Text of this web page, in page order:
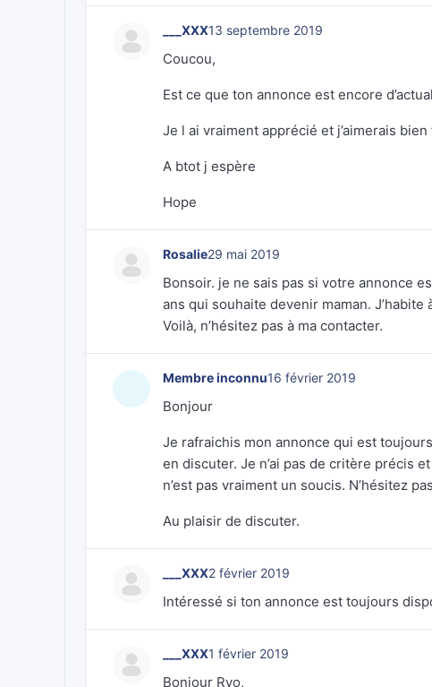
___XXX13 septembre 2019
Coucou,
Est ce que ton annonce est encore
Je l ai vraiment apprécié et j’aimerais
A btot j espère
Hope
Rosalie29 mai 2019
Bonsoir. je ne sais pas si votre annonce
ans qui souhaite devenir maman.
Voilà, n’hésitez pas à ma contacter.
Membre inconnu16 février 2019
Bonjour
Je rafraichis mon annonce qui est
en discuter. Je n’ai pas de critère précis
n’est pas vraiment un soucis. N’hésitez
Au plaisir de discuter.
___XXX2 février 2019
Intéressé si ton annonce est toujours
___XXX1 février 2019
Bonjour Ryo,